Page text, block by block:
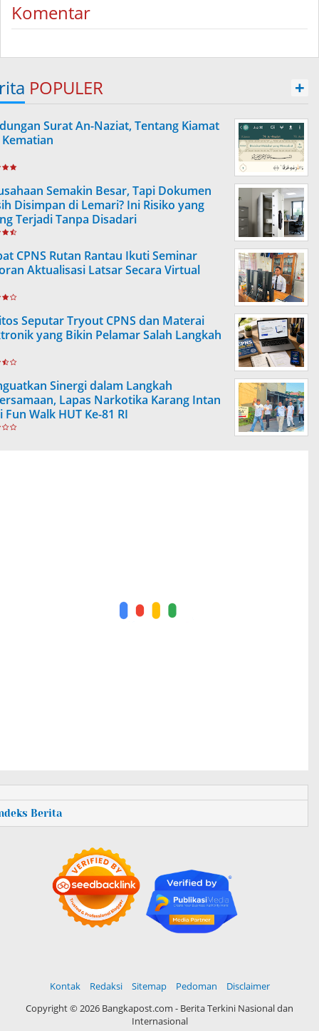
Komentar
POPULER +
Surat An-Naziat, Tentang Kiamat
Semakin Besar, Tapi Dokumen
Disimpan di Lemari? Ini Risiko yang
Terjadi Tanpa Disadari
CPNS Rutan Rantau Ikuti Seminar
Aktualisasi Latsar Secara Virtual
Seputar Tryout CPNS dan Materai
yang Bikin Pelamar Salah Langkah
Sinergi dalam Langkah
Lapas Narkotika Karang Intan
Walk HUT Ke-81 RI
Berita
Kontak Redaksi Sitemap Pedoman
Disclaimer
Copyright ©2026 Bangkapost.com - Berita Terkini Nasional dan
Internasional